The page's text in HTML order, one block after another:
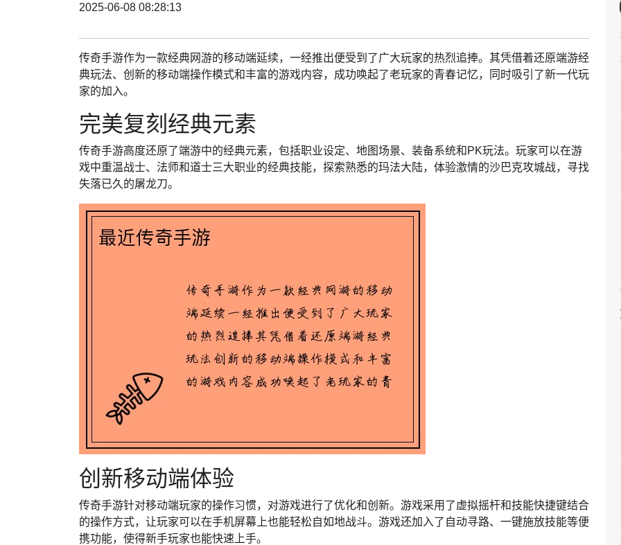
2025-06-08 08:28:13
传奇手游作为一款经典网游的移动端延续，一经推出便受到了广大玩家的热烈追捧。其凭借着还原端游经
典玩法、创新的移动端操作模式和丰富的游戏内容，成功唤起了老玩家的青春记忆，同时吸引了新一代玩
家的加入。
完美复刻经典元素
传奇手游高度还原了端游中的经典元素，包括职业设定、地图场景、装备系统和PK玩法。玩家可以在游
戏中重温战士、法师和道士三大职业的经典技能，探索熟悉的玛法大陆，体验激情的沙巴克攻城战，寻找
失落已久的屠龙刀。
创新移动端体验
传奇手游针对移动端玩家的操作习惯，对游戏进行了优化和创新。游戏采用了虚拟摇杆和技能快捷键结合
的操作方式，让玩家可以在手机屏幕上也能轻松自如地战斗。游戏还加入了自动寻路、一键施放技能等便
携功能，使得新手玩家也能快速上手。